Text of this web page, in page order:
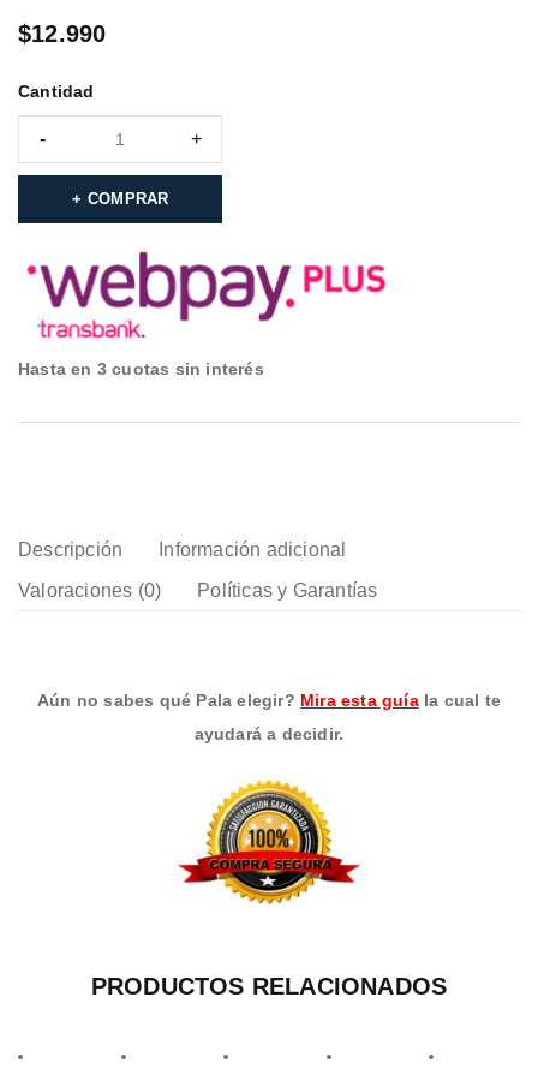
$12.990
Cantidad
COMPRAR
Hasta en 3 cuotas sin interés
Descripción
Información adicional
Valoraciones (0)
Políticas y Garantías
Aún no sabes qué Pala elegir? Mira esta guíala cual te
ayudará a decidir.
PRODUCTOS RELACIONADOS